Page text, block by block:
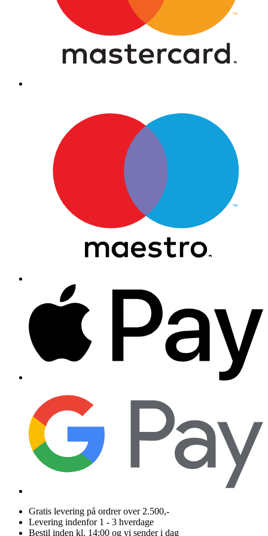
Gratis levering på ordrer over 2.500,-
Levering indenfor 1 - 3 hverdage
Bestil inden kl. 14:00 og vi sender i dag